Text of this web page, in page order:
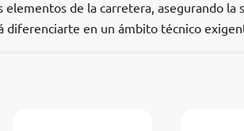
de la carretera, asegurando la
diferenciarte en un ámbito técnico